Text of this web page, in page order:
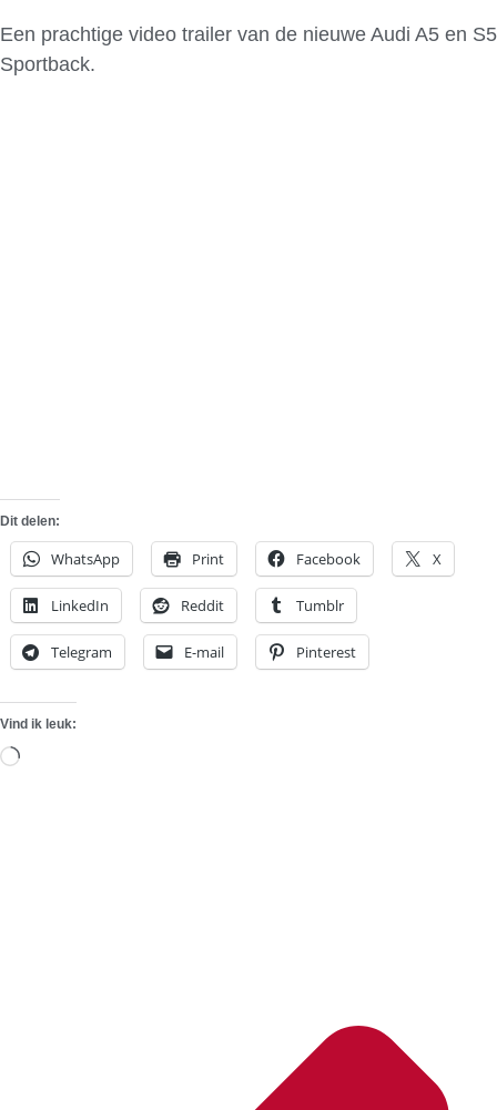
Een prachtige video trailer van de nieuwe Audi A5 en S5
Sportback.
Dit delen:
WhatsApp Print Facebook X
LinkedIn Reddit Tumblr
Telegram E-mail Pinterest
Vind ik leuk:
Aan